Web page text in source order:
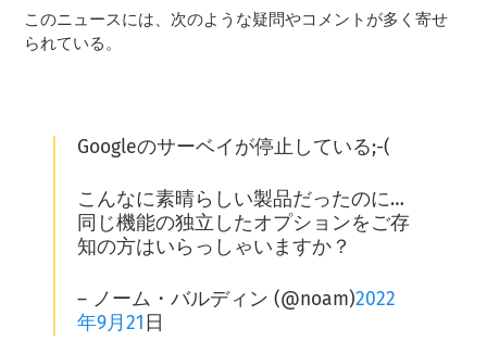
このニュースには、次のような疑問やコメントが多く寄せ
られている。
Googleのサーベイが停止している;-(
こんなに素晴らしい製品だったのに…
同じ機能の独立したオプションをご存
知の方はいらっしゃいますか？
– ノーム・バルディン (@noam)2022
年9月21 日